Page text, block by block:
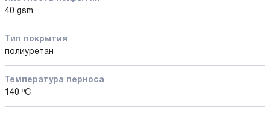
40 gsm
Тип покрытия
полиуретан
Температура перноса
140 ºС